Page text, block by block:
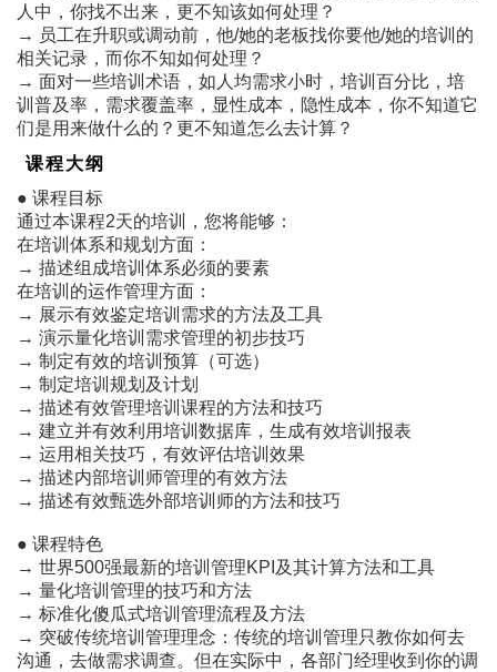
人中，你找不出来，更不知该如何处理？
→ 员工在升职或调动前，他/她的老板找你要他/她的培训的
相关记录，而你不知如何处理？
→ 面对一些培训术语，如人均需求小时，培训百分比，培
训普及率，需求覆盖率，显性成本，隐性成本，你不知道它
们是用来做什么的？更不知道怎么去计算？
课程大纲
● 课程目标
通过本课程2天的培训，您将能够：
在培训体系和规划方面：
→ 描述组成培训体系必须的要素
在培训的运作管理方面：
→ 展示有效鉴定培训需求的方法及工具
→ 演示量化培训需求管理的初步技巧
→ 制定有效的培训预算（可选）
→ 制定培训规划及计划
→ 描述有效管理培训课程的方法和技巧
→ 建立并有效利用培训数据库，生成有效培训报表
→ 运用相关技巧，有效评估培训效果
→ 描述内部培训师管理的有效方法
→ 描述有效甄选外部培训师的方法和技巧
● 课程特色
→ 世界500强最新的培训管理KPI及其计算方法和工具
→ 量化培训管理的技巧和方法
→ 标准化傻瓜式培训管理流程及方法
→ 突破传统培训管理理念：传统的培训管理只教你如何去
沟通，去做需求调查。但在实际中，各部门经理收到你的调